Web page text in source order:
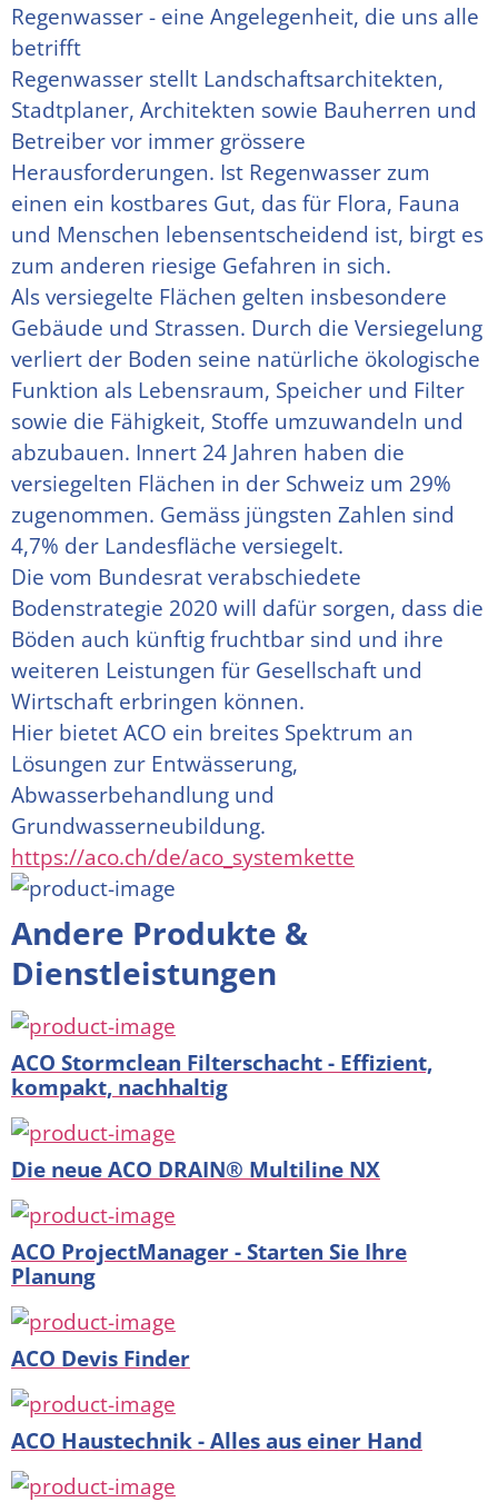
Regenwasser - eine Angelegenheit, die uns alle
betrifft
Regenwasser stellt Landschaftsarchitekten,
Stadtplaner, Architekten sowie Bauherren und
Betreiber vor immer grössere
Herausforderungen. Ist Regenwasser zum
einen ein kostbares Gut, das für Flora, Fauna
und Menschen lebensentscheidend ist, birgt es
zum anderen riesige Gefahren in sich.
Als versiegelte Flächen gelten insbesondere
Gebäude und Strassen. Durch die Versiegelung
verliert der Boden seine natürliche ökologische
Funktion als Lebensraum, Speicher und Filter
sowie die Fähigkeit, Stoffe umzuwandeln und
abzubauen. Innert 24 Jahren haben die
versiegelten Flächen in der Schweiz um 29%
zugenommen. Gemäss jüngsten Zahlen sind
4,7% der Landesfläche versiegelt.
Die vom Bundesrat verabschiedete
Bodenstrategie 2020 will dafür sorgen, dass die
Böden auch künftig fruchtbar sind und ihre
weiteren Leistungen für Gesellschaft und
Wirtschaft erbringen können.
Hier bietet ACO ein breites Spektrum an
Lösungen zur Entwässerung,
Abwasserbehandlung und
Grundwasserneubildung.
https://aco.ch/de/aco_systemkette
Andere Produkte &
Dienstleistungen
ACO Stormclean Filterschacht - Effizient,
kompakt, nachhaltig
Die neue ACO DRAIN® Multiline NX
ACO ProjectManager - Starten Sie Ihre
Planung
ACO Devis Finder
ACO Haustechnik - Alles aus einer Hand